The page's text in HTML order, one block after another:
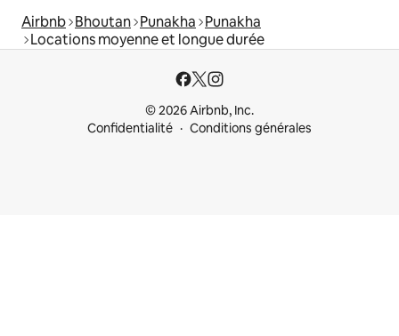
Airbnb Bhoutan Punakha Punakha
Locations moyenne et longue durée
© 2026 Airbnb, Inc.
Confidentialité
Conditions générales